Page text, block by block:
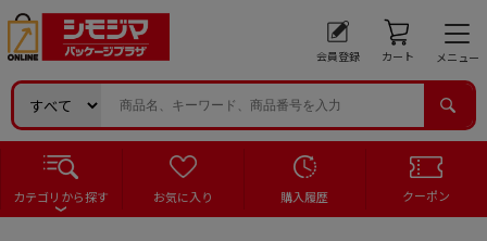
会員登録 カート メニュー
カテゴリから探す お気に入り 購入履歴 クーポン